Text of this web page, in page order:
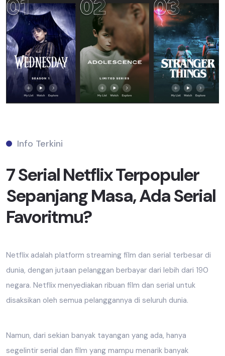
Info Terkini
7 Serial Netflix Terpopuler
Sepanjang Masa, Ada Serial
Favoritmu?
Netflix adalah platform streaming film dan serial terbesar di
dunia, dengan jutaan pelanggan berbayar dari lebih dari 190
negara. Netflix menyediakan ribuan film dan serial untuk
disaksikan oleh semua pelanggannya di seluruh dunia.
Namun, dari sekian banyak tayangan yang ada, hanya
segelintir serial dan film yang mampu menarik banyak